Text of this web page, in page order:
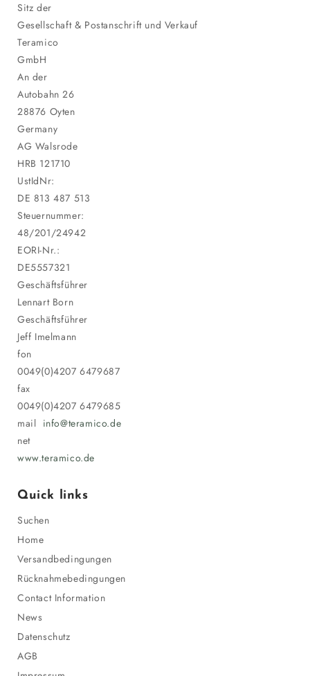
Sitz der
Gesellschaft & Postanschrift und Verkauf
Teramico
GmbH
An der
Autobahn 26
28876 Oyten
Germany
AG Walsrode
HRB 121710
UstIdNr:
DE 813 487 513
Steuernummer:
48/201/24942
EORI-Nr.:
DE5557321
Geschäftsführer
Lennart Born
Geschäftsführer
Jeff Imelmann
fon
0049(0)4207 6479687
fax
0049(0)4207 6479685
mail info@teramico.de
net
www.teramico.de
Quick links
Suchen
Home
Versandbedingungen
Rücknahmebedingungen
Contact Information
News
Datenschutz
AGB